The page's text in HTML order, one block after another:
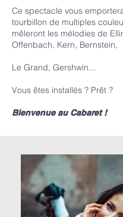
Ce spectacle vous
tourbillon de multiples
mêleront les mélodies de
Offenbach, Kern, Bernstein,
Le Grand, Gershwin...
Vous êtes installés ? Prêt ?
Bienvenue au Cabaret !